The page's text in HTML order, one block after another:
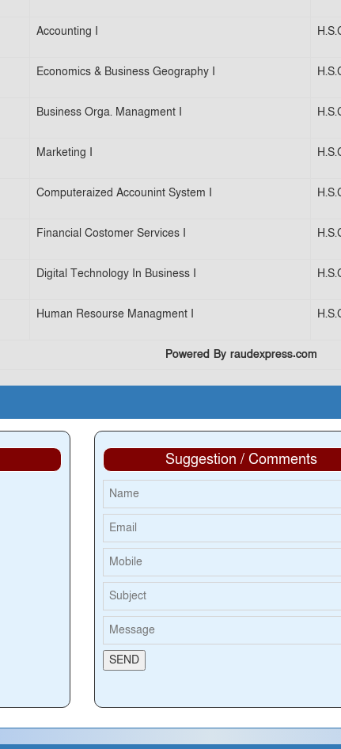
Accounting I
Economics & Business Geography I
Business Orga. Managment I
Marketing I
Computeraized Accounint System I
Financial Costomer Services I
Digital Technology In Business I
Human Resourse Managment I
Powered By raudexpress.com
Suggestion / Comments